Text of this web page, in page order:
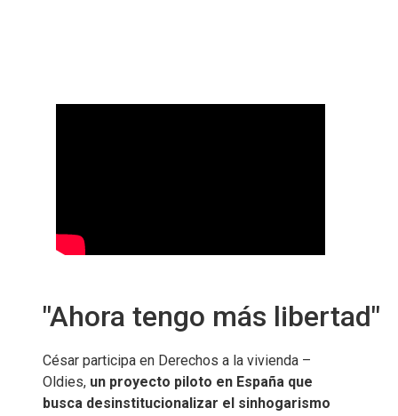
"Ahora tengo más libertad"
César participa en Derechos a la vivienda –
Oldies, un proyecto piloto en España que
busca desinstitucionalizar el sinhogarismo